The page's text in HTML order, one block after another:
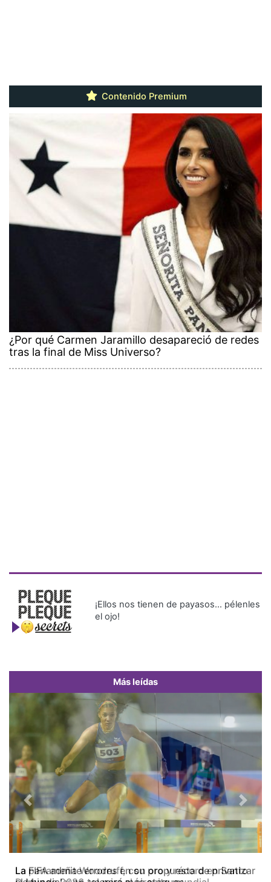
Contenido Premium
¿Por qué Carmen Jaramillo desapareció de redes
tras la final de Miss Universo?
¡Ellos nos tienen de payasos… pélenles
el ojo!
Más leídas
La FIFA admite errores en su propuesta de privatizar
Previous Next